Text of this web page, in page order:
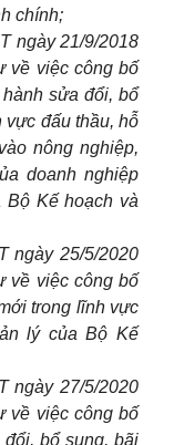
chính;
ngày 21/9/2018
về việc công bố
sửa đổi, bổ
vực đấu thầu, hỗ
nông nghiệp,
doanh nghiệp
Bộ Kếhoạch và
ngày 25/5/2020
về việc công bố
trong lĩnh vực
lý của Bộ Kế
ngày 27/5/2020
về việc công bố
đổi, bổ sung, bãi